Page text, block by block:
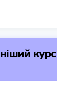
курс